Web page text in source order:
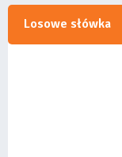
Losowe słówka